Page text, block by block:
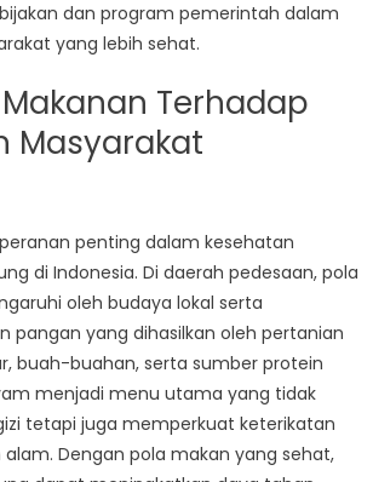
dan program pemerintah dalam
yang lebih sehat.
Terhadap
Masyarakat
penting dalam kesehatan
di Indonesia. Di daerah pedesaan, pola
oleh budaya lokal serta
pangan yang dihasilkan oleh pertanian
buah-buahan, serta sumber protein
menjadi menu utama yang tidak
tetapi juga memperkuat keterikatan
Dengan pola makan yang sehat,